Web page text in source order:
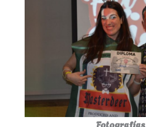
Fotografías